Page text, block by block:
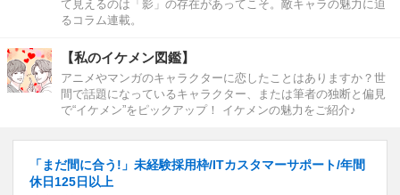
て見えるのは「影」の存在があってこそ。敵キャラの魅力に迫
るコラム連載。
【私のイケメン図鑑】
アニメやマンガのキャラクターに恋したことはありますか？世
間で話題になっているキャラクター、または筆者の独断と偏見
で“イケメン”をピックアップ！ イケメンの魅力をご紹介♪
「まだ間に合う!」未経験採用枠/ITカスタマーサポート/年間
休日125日以上